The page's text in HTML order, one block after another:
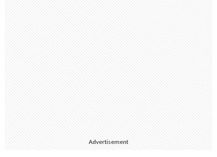
Advertisement